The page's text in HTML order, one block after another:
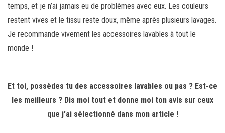
temps, et je n’ai jamais eu de problèmes avec eux. Les couleurs
restent vives et le tissu reste doux, même après plusieurs lavages.
Je recommande vivement les accessoires lavables à tout le
monde !
Et toi, possèdes tu des accessoires lavables ou pas ? Est-ce
les meilleurs ? Dis moi tout et donne moi ton avis sur ceux
que j’ai sélectionné dans mon article !